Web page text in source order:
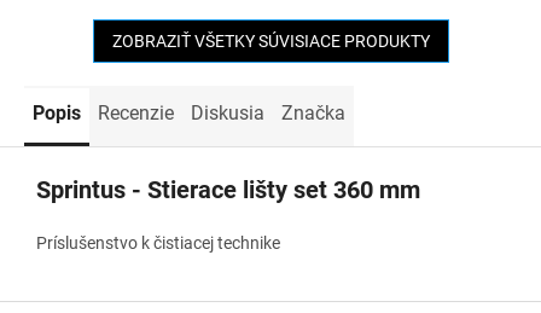
ZOBRAZIŤ VŠETKY SÚVISIACE PRODUKTY
Popis Recenzie Diskusia Značka
Sprintus - Stierace lišty set 360 mm
Príslušenstvo k čistiacej technike